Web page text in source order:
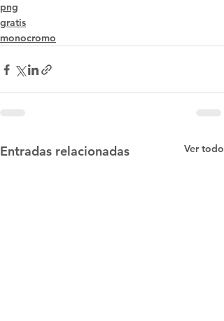
png
gratis
monocromo
Entradas relacionadas Ver todo